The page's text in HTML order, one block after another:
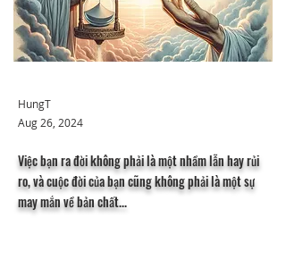
HungT
Aug 26, 2024
Việc bạn ra đời không phải là một nhầm lẫn hay rủi
ro, và cuộc đời của bạn cũng không phải là một sự
may mắn về bản chất...